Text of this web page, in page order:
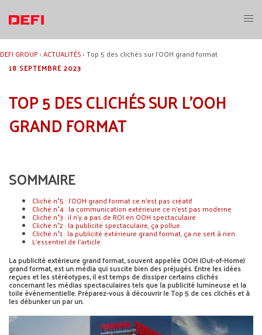
contenu
DEFI GROUP›ACTUALITÉS›Top 5 des clichés sur l’OOH grand format
18 SEPTEMBRE 2023
TOP 5 DES CLICHÉS SUR L’OOH
GRAND FORMAT
SOMMAIRE
Cliché n°5 : l'OOH grand format ce n'est pas créatif
Cliché n°4 : la communication extérieure ce n'est pas moderne
Cliché n°3 : il n'y a pas de ROI en OOH spectaculaire
Cliché n°2 : la publicité spectaculaire, ça pollue
Cliché n°1 : la publicité extérieure grand format, ça ne sert à rien
L'essentiel de l'article
La publicité extérieure grand format, souvent appelée OOH (Out-of-Home)
grand format, est un média qui suscite bien des préjugés. Entre les idées
reçues et les stéréotypes, il est temps de dissiper certains clichés
concernant les médias spectaculaires tels que la publicité lumineuse et la
toile événementielle. Préparez-vous à découvrir le Top 5 de ces clichés et à
les débunker un par un.